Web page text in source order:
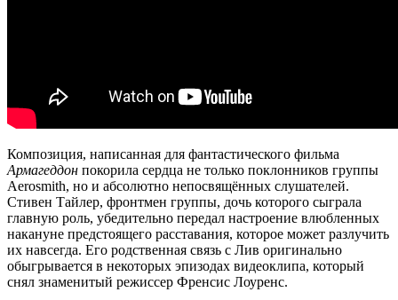
Композиция, написанная для фантастического фильма
Армагеддон покорила сердца не только поклонников группы
Aerosmith, но и абсолютно непосвящённых слушателей.
Стивен Тайлер, фронтмен группы, дочь которого сыграла
главную роль, убедительно передал настроение влюбленных
накануне предстоящего расставания, которое может разлучить
их навсегда. Его родственная связь с Лив оригинально
обыгрывается в некоторых эпизодах видеоклипа, который
снял знаменитый режиссер Френсис Лоуренс.